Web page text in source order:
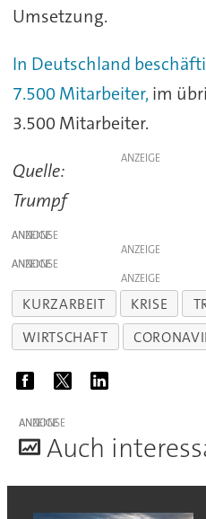
Umsetzung.
In Deutschland
7.500 Mitarbeiter,im
3.500 Mitarbeiter.
ANZEIGE
Quelle:
Trumpf
ANZEIGE
ANZEIGE
ANZEIGE
ANZEIGE
KURZARBEIT KRISE
WIRTSCHAFT
ANZEIGE
Auch